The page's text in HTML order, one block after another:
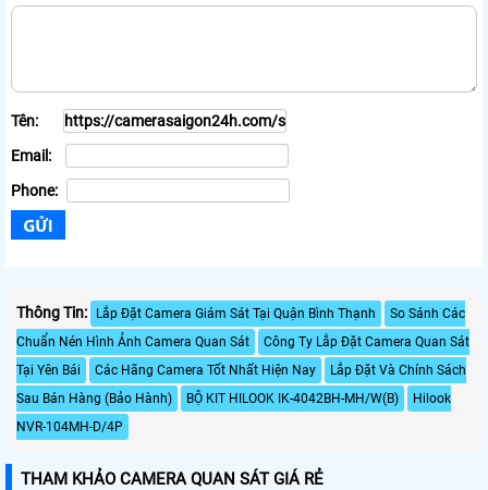
Tên:
Email:
Phone:
Thông Tin: Lắp Đặt Camera Giám Sát Tại Quận Bình Thạnh
So Sánh Các
Chuẩn Nén Hình Ảnh Camera Quan Sát
Công Ty Lắp Đặt Camera Quan Sát
Tại Yên Bái
Các Hãng Camera Tốt Nhất Hiện Nay
Lắp Đặt Và Chính Sách
Sau Bán Hàng (Bảo Hành)
BỘ KIT HILOOK IK-4042BH-MH/W(B)
Hilook
NVR-104MH-D/4P
THAM KHẢO CAMERA QUAN SÁT GIÁ RẺ